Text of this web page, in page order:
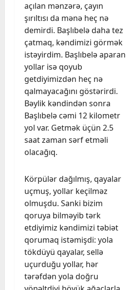
açılan mənzərə, çayın
şırıltısı da mənə heç nə
demirdi. Başlıbelə daha tez
çatmaq, kəndimizi görmək
istəyirdim. Başlıbelə aparan
yollar isə qoyub
getdiyimizdən heç nə
qalmayacağını göstərirdi.
Bəylik kəndindən sonra
Başlıbelə cəmi 12 kilometr
yol var. Getmək üçün 2.5
saat zaman sərf etməli
olacağıq.
Körpülər dağılmış, qayalar
uçmuş, yollar keçilməz
olmuşdu. Sanki bizim
qoruya bilməyib tərk
etdiyimiz kəndimizi təbiət
qorumaq istəmişdi: yola
tökdüyü qayalar, sellə
uçurduğu yollar, hər
tərəfdən yola doğru